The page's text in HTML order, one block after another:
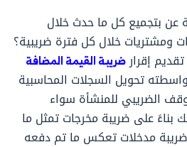
عن بتجميع كل ما حدث خلال
ومشتريات خلال كل فترة ضريبية؟
إقرارضريبة القيمة المضافة
تحويل السجلات المحاسبية
الضريبي للمنشأة سواء
بناءً على ضريبة مخرجات تمثل ما
مدخلات تعكس ما تم دفعه